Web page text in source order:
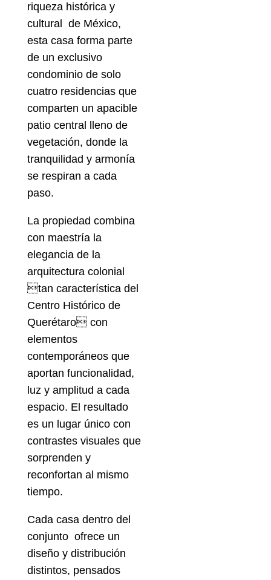
riqueza histórica y
cultural de México,
esta casa forma parte
de un exclusivo
condominio de solo
cuatro residencias que
comparten un apacible
patio central lleno de
vegetación, donde la
tranquilidad y armonía
se respiran a cada
paso.
La propiedad combina
con maestría la
elegancia de la
arquitectura colonial
tan característica del
Centro Histórico de
Querétaro con
elementos
contemporáneos que
aportan funcionalidad,
luz y amplitud a cada
espacio. El resultado
es un lugar único con
contrastes visuales que
sorprenden y
reconfortan al mismo
tiempo.
Cada casa dentro del
conjunto ofrece un
diseño y distribución
distintos, pensados